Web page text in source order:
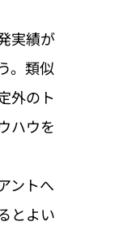
実績が
。類似
外のト
ハウを
ントへ
とよい